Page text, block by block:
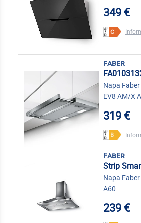
349 €
faber
Napa
EV8 AM/X
319 €
faber
Strip
Napa
A60
239 €